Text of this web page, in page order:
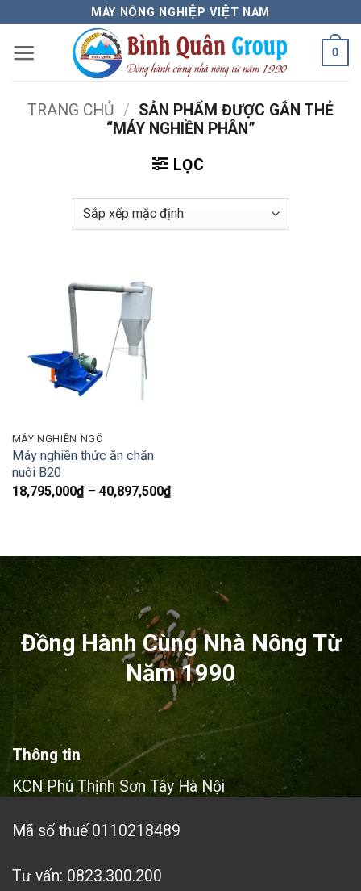
nội
dung
MÁY NÔNG NGHIỆP VIỆT NAM
0
TRANG CHỦ / SẢN PHẨM ĐƯỢC GẮN THẺ
“MÁY NGHIỀN PHÂN”
LỌC
MÁY NGHIỀN NGÔ
Máy nghiền thức ăn chăn
nuôi B20
18,795,000₫ – 40,897,500₫Khoảng
giá:
40,897,500₫
Đồng Hành Cùng Nhà Nông Từ
Năm 1990
Thông tin
KCN Phú Thịnh Sơn Tây Hà Nội
Mã số thuế 0110218489
Tư vấn: 0823.300.200